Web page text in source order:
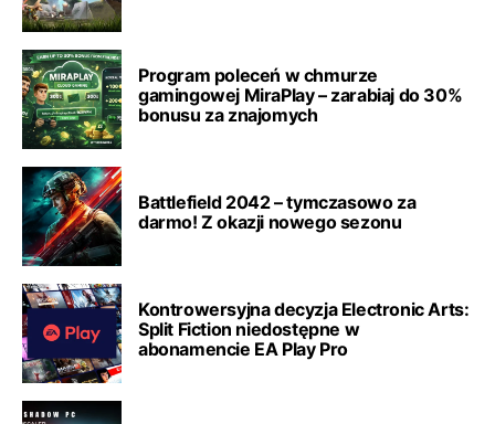
Program poleceń w chmurze
gamingowej MiraPlay – zarabiaj do 30%
bonusu za znajomych
Battlefield 2042 – tymczasowo za
darmo! Z okazji nowego sezonu
Kontrowersyjna decyzja Electronic Arts:
Split Fiction niedostępne w
abonamencie EA Play Pro